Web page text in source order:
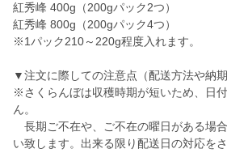
紅秀峰 400g（200gパック2つ）
紅秀峰 800g（200gパック4つ）
※1パック210～220g程度入れます。
▼注文に際しての注意点（配送方法や納期
※さくらんぼは収穫時期が短いため、日
ん。
長期ご不在や、ご不在の曜日がある場
い致します。出来る限り配送日の対応を